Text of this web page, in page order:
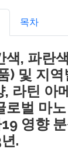
목차
색, 파란
) 및 지
, 라틴 아
로벌 마
영향
.